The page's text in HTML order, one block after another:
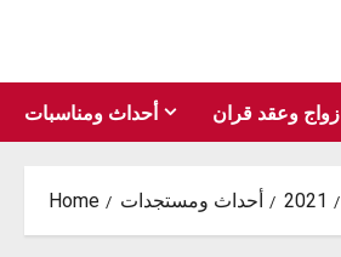
content
أحداث ومناسبات زواج وعقد قران
Home أحداث ومستجدات 2021